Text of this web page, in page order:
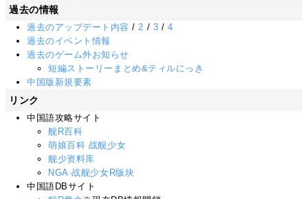
過去の情報
過去のアップデート内容 /2 / 3 / 4
過去のイベント情報
過去のゲーム外お知らせ
短編ストーリーまとめ&ティルにっき
中国版新規要素
リンク
中国語攻略サイト
舰R百科
萌娘百科 战舰少女
舰少资料库
NGA·战舰少女R版块
中国語DBサイト